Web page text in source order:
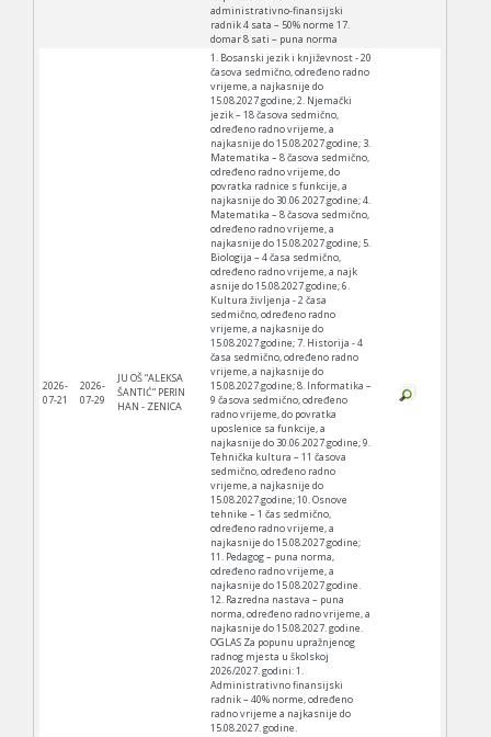
administrativno-finansijski
radnik 4 sata – 50% norme 17.
domar 8 sati – puna norma
2026-
07-21
2026-
07-29
JU OŠ “ALEKSA
ŠANTIĆ” PERIN
HAN - ZENICA
1. Bosanski jezik i književnost - 20
časova sedmično, određeno radno
vrijeme, a najkasnije do
15.08.2027.godine; 2. Njemački
jezik – 18 časova sedmično,
određeno radno vrijeme, a
najkasnije do 15.08.2027.godine; 3.
Matematika – 8 časova sedmično,
određeno radno vrijeme, do
povratka radnice s funkcije, a
najkasnije do 30.06.2027.godine; 4.
Matematika – 8 časova sedmično,
određeno radno vrijeme, a
najkasnije do 15.08.2027.godine; 5.
Biologija – 4 časa sedmično,
određeno radno vrijeme, a najk
asnije do 15.08.2027.godine; 6.
Kultura življenja - 2 časa
sedmično, određeno radno
vrijeme, a najkasnije do
15.08.2027.godine; 7. Historija - 4
časa sedmično, određeno radno
vrijeme, a najkasnije do
15.08.2027.godine; 8. Informatika –
9 časova sedmično, određeno
radno vrijeme, do povratka
uposlenice sa funkcije, a
najkasnije do 30.06.2027.godine; 9.
Tehnička kultura – 11 časova
sedmično, određeno radno
vrijeme, a najkasnije do
15.08.2027.godine; 10. Osnove
tehnike – 1 čas sedmično,
određeno radno vrijeme, a
najkasnije do 15.08.2027.godine;
11. Pedagog – puna norma,
određeno radno vrijeme, a
najkasnije do 15.08.2027.godine.
12. Razredna nastava – puna
norma, određeno radno vrijeme, a
najkasnije do 15.08.2027. godine.
OGLAS Za popunu upražnjenog
radnog mjesta u školskoj
2026/2027. godini: 1.
Administrativno finansijski
radnik – 40% norme, određeno
radno vrijeme a najkasnije do
15.08.2027. godine.